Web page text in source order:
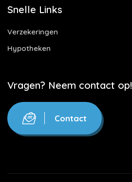
Snelle Links
Verzekeringen
Hypotheken
Vragen? Neem contact op!
Contact